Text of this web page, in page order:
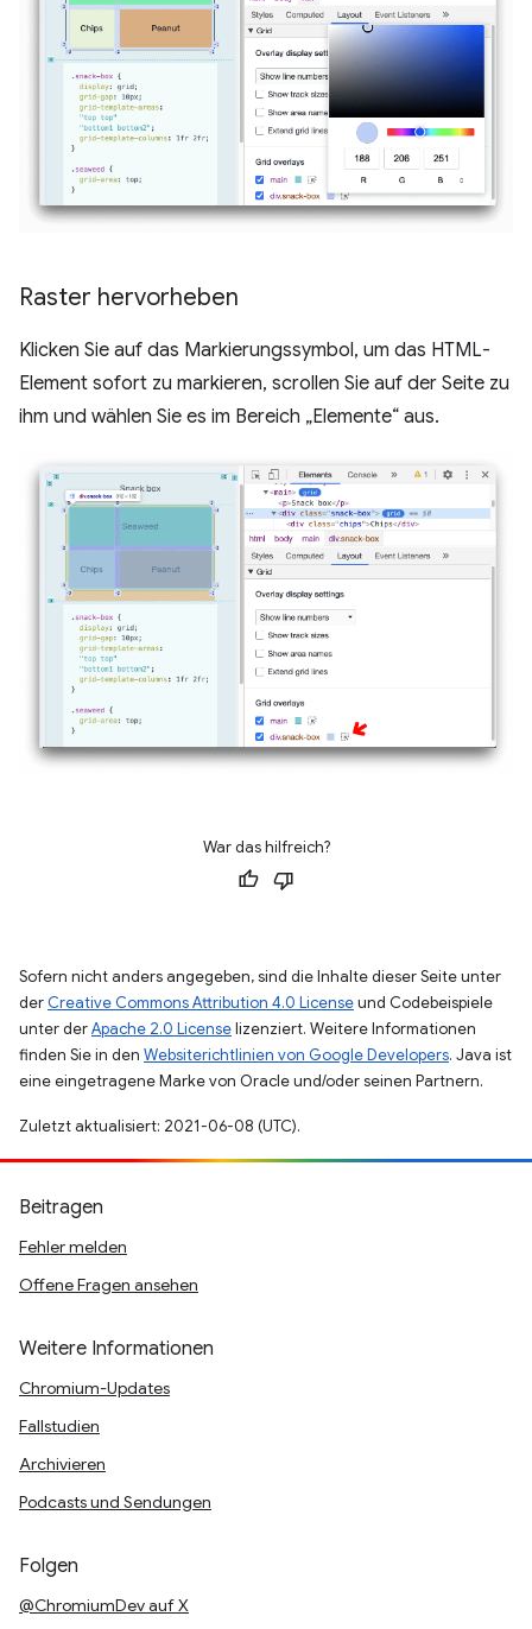
Raster hervorheben
Klicken Sie auf das Markierungssymbol, um das HTML-
Element sofort zu markieren, scrollen Sie auf der Seite zu
ihm und wählen Sie es im Bereich „Elemente“ aus.
War das hilfreich?
Sofern nicht anders angegeben, sind die Inhalte dieser Seite unter
der Creative Commons Attribution 4.0 Licenseund Codebeispiele
unter derApache 2.0 Licenselizenziert. Weitere Informationen
finden Sie in den Websiterichtlinien von Google Developers. Java ist
eine eingetragene Marke von Oracle und/oder seinen Partnern.
Zuletzt aktualisiert: 2021-06-08 (UTC).
Beitragen
Fehler melden
Offene Fragen ansehen
Weitere Informationen
Chromium-Updates
Fallstudien
Archivieren
Podcasts und Sendungen
Folgen
@ChromiumDev auf X